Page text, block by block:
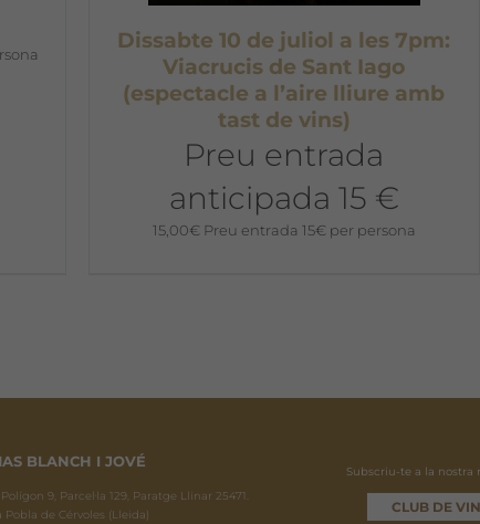
Dissabte 10 de juliol a les 7pm:
Viacrucis de Sant Iago
(espectacle a l’aire lliure amb
tast de vins)
Preu entrada
anticipada 15 €
15,00€ Preu entrada 15€ per persona
BLANCH I JOVÉ
Polígon 9, Parcel·la 129, Paratge Llinar 25471.
Pobla de Cérvoles (Lleida)
Subscriu-te a la nostra
CLUB DE